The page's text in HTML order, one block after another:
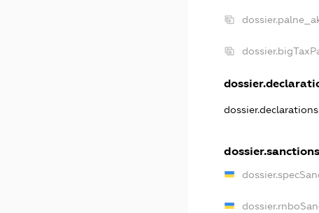
dossier.sanctions